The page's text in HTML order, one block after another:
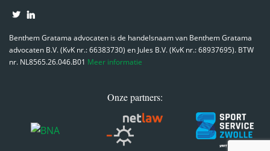
Benthem Gratama advocaten is de handelsnaam van Benthem Gratama
advocaten B.V. (KvK nr.: 66383730) en Jules B.V. (KvK nr.: 68937695). BTW
nr. NL8565.26.046.B01 Meer informatie
Onze partners: